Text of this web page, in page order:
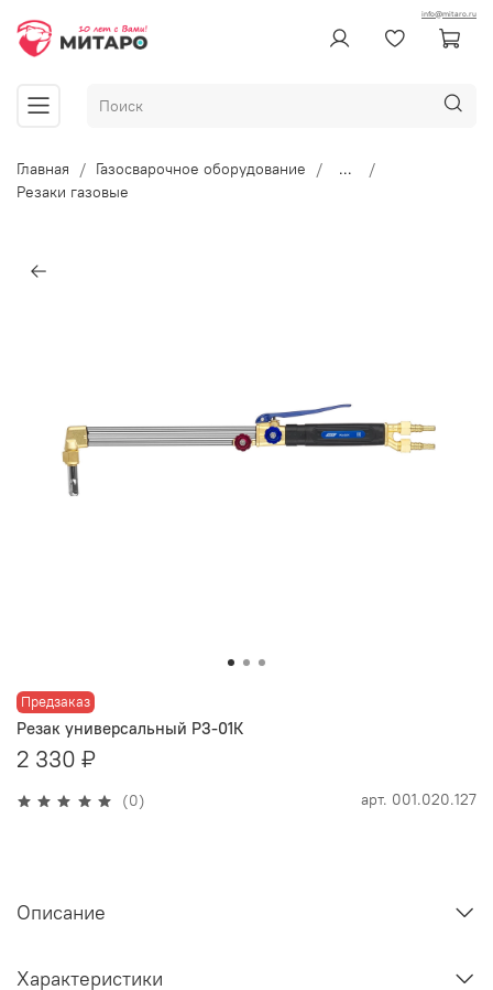
info@mitaro.ru
Главная Газосварочное оборудование
...
Резаки газовые
Предзаказ
(0) арт. 001.020.127
Резак универсальный Р3-01К
2 330 ₽
Описание
Характеристики